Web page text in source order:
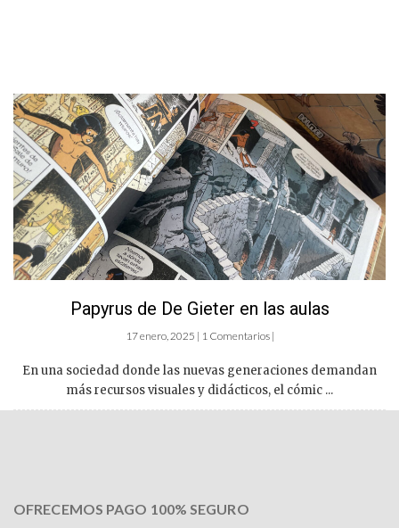
Papyrus de De Gieter en las aulas
17 enero, 2025 | 1 Comentarios |
En una sociedad donde las nuevas generaciones demandan
más recursos visuales y didácticos, el cómic ...
OFRECEMOS PAGO 100% SEGURO